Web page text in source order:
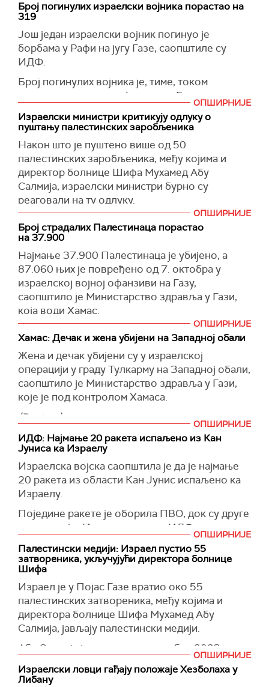
ултраортодоксне заједнице.
Врховни суд Израела једногласно је прошлог
месеца одлучио да војска мора започети
регрутацију ултраортодоксних Јевреја за
Према дугогодишњим договорима, мушкарци
из ултраортодоксне заједнице били су
изузети од мобилизације из верских разлога.
(Guardian)
Број погинулих израелски војника порастао на
319
Још један израелски војник погинуо је
борбама у Рафи на југу Газе, саопштиле су
ИДФ.
Број погинулих војника је, тиме, током
изралеске копнене офанзиве у Гази порастао
(Times of Israel)
ОПШИРНИЈЕ
Израелски министри критикују одлуку о
пуштању палестинских заробљеника
Након што је пуштено више од 50
палестинских заробљеника, међу којима и
директор болнице Шифа Мухамед Абу
Салмија, израелски министри бурно су
реаговали на ту одлуку.
Канцеларија Бенјамина Нетанјахуа саопштила
је да је израелски премијер наредио хитну
уследила након саслушања заробљеника у
Вишем суду.
Министар крајње деснице Бен Гвир навео је
да је реч о "безбедносно непромишљеној
одлуци", док је бивши министар ратног
кабинета Бени Ганц оценио да је у питању
морална грешка Владе.
Бивши израелски премијер Јаир Лапид,
такође, критиковао је пуштање заробљеника,
истакавши да штети безбедности Израелаца.
Израелска затворска служба, која је под
надлежношћу министра Бен Гвира, у
међувремену, навела је да није одговорна за
Безбедносна агенција Шин Бет претходно
оптужила је Гвира за пуштање палестинских
Директор болнице Шифа Мухамед Абу
Салмија, говорећи из болнице Насер у Кан
Јунису по пуштању, навео је да палестински
заробљеници пате, те да умиру због насиља
над њима у притвору, као и да је изненађен
што што чланови израелске владе не знају за
Израелски лист Хаарецпреноси да министар
одбране Јоав Галант није знао да ће
палестински заробљеници бити пуштени,
према изворима који су блиски министру.
ОПШИРНИЈЕ
Број страдалих Палестинаца порастао
на 37.900
Најмање 37.900 Палестинаца је убијено, а
87.060 њих је повређено од 7. октобра у
израелској војној офанзиви на Газу,
саопштило је Министарство здравља у Гази,
која води Хамас.
ОПШИРНИЈЕ
Хамас: ​​Дечак и жена убијени на Западној обали
Жена и дечак убијени су у израелској
операцији у граду Тулкарму на Западној обали,
саопштило је Министарство здравља у Гази,
које је под контролом Хамаса.
(Reuters)
ОПШИРНИЈЕ
ИДФ: Најмање 20 ракета испаљено из Кан
Јуниса ка Израелу
Израелска војска саопштила је да је најмање
20 ракета из области Кан Јунис испаљено ка
Израелу.
Поједине ракете је оборила ПВО, док су друге
погодиле југ Израела, наводи ИДФ.
(Times of Israel)
ОПШИРНИЈЕ
Палестински медији: Израел пустио 55
затвореника, укључујући директора болнице
Шифа
Израел је у Појас Газе вратио око 55
палестинских затвореника, међу којима и
директора болнице Шифа Мухамед Абу
Салмија, јављају палестински медији.
Абу Салмија је ухапшен у новембру 2023.
године, под сумњом да је дозволио Хамасу да
користи болницу као оперативни центар.
ОПШИРНИЈЕ
Израелски ловци гађају положаје Хезболаха у
Либану